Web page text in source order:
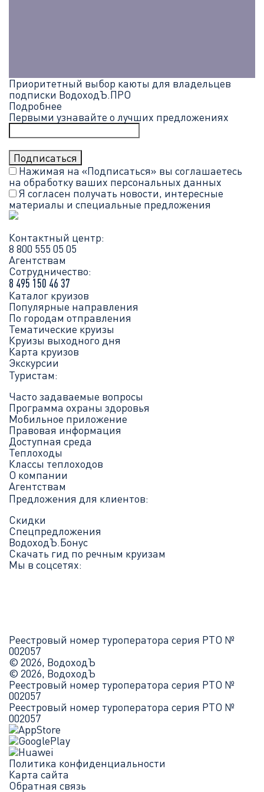
Приоритетный выбор каюты для владельцев
подписки ВодоходЪ.ПРО
Подробнее
Первыми узнавайте о лучших предложениях
Нажимая на «Подписаться» вы соглашаетесь
на обработку ваших персональных данных
Я согласен получать новости, интересные
материалы и специальные предложения
Контактный центр:
8 800 555 05 05
Агентствам
Сотрудничество:
8 495 150 46 37
Каталог круизов
Популярные направления
По городам отправления
Тематические круизы
Круизы выходного дня
Карта круизов
Экскурсии
Туристам:
Часто задаваемые вопросы
Программа охраны здоровья
Мобильное приложение
Правовая информация
Доступная среда
Теплоходы
Классы теплоходов
О компании
Агентствам
Предложения для клиентов:
Скидки
Спецпредложения
ВодоходЪ.Бонус
Скачать гид по речным круизам
Мы в соцсетях:
Реестровый номер туроператора серия РТО №
002057
© 2026, ВодоходЪ
© 2026, ВодоходЪ
Реестровый номер туроператора серия РТО №
002057
Реестровый номер туроператора серия РТО №
002057
Политика конфиденциальности
Карта сайта
Обратная связь